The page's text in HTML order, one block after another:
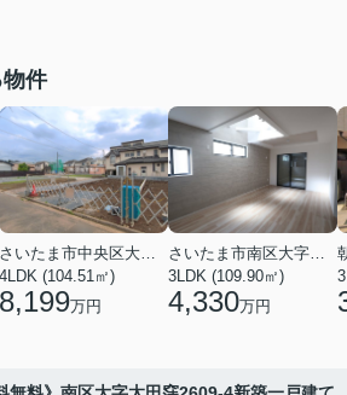
件
さいたま市中央区大戸３丁目
4LDK (104.51㎡)
8,199万円
さいたま市南区大字太田窪
3LDK (109.90㎡)
4,330万円